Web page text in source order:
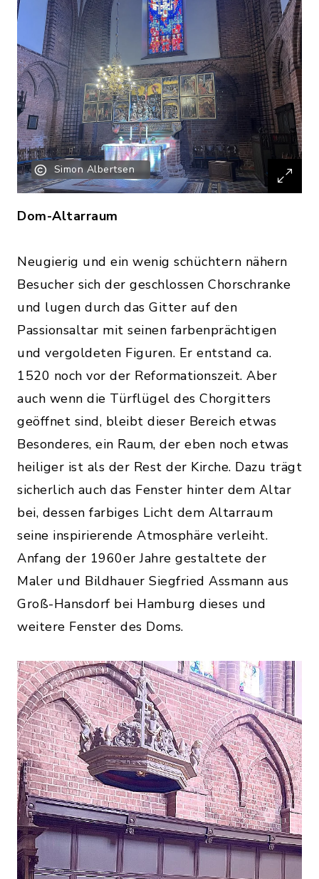
Simon Albertsen
Dom-Altarraum
Neugierig und ein wenig schüchtern nähern
Besucher sich der geschlossen Chorschranke
und lugen durch das Gitter auf den
Passionsaltar mit seinen farbenprächtigen
und vergoldeten Figuren. Er entstand ca.
1520 noch vor der Reformationszeit. Aber
auch wenn die Türflügel des Chorgitters
geöffnet sind, bleibt dieser Bereich etwas
Besonderes, ein Raum, der eben noch etwas
heiliger ist als der Rest der Kirche. Dazu trägt
sicherlich auch das Fenster hinter dem Altar
bei, dessen farbiges Licht dem Altarraum
seine inspirierende Atmosphäre verleiht.
Anfang der 1960er Jahre gestaltete der
Maler und Bildhauer Siegfried Assmann aus
Groß-Hansdorf bei Hamburg dieses und
weitere Fenster des Doms.